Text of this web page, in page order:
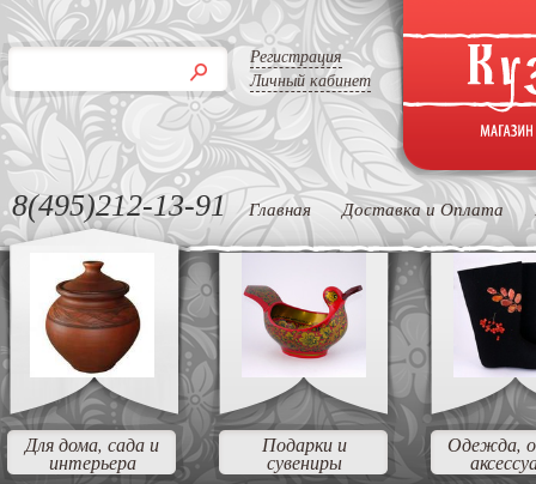
Регистрация
Личный кабинет
8(495)212-13-91 Главная Доставка и Оплата
Для дома, сада и
интерьера
Подарки и
сувениры
Одежда,